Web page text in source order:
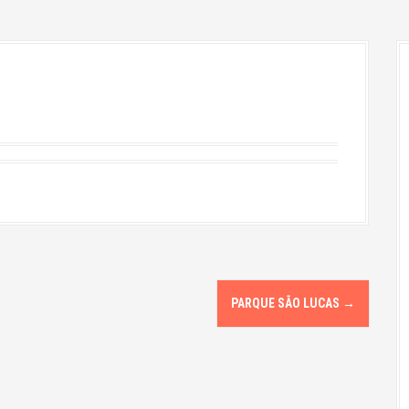
PARQUE SÃO LUCAS →